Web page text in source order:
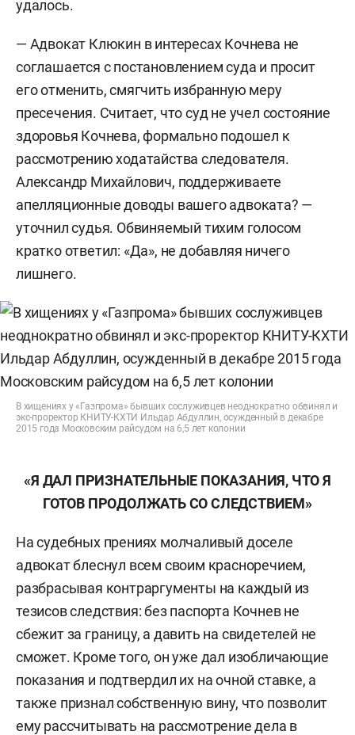
удалось.
— Адвокат Клюкин в интересах Кочнева не
соглашается с постановлением суда и просит
его отменить, смягчить избранную меру
пресечения. Считает, что суд не учел состояние
здоровья Кочнева, формально подошел к
рассмотрению ходатайства следователя.
Александр Михайлович, поддерживаете
апелляционные доводы вашего адвоката? —
уточнил судья. Обвиняемый тихим голосом
кратко ответил: «Да», не добавляя ничего
лишнего.
В хищениях у «Газпрома» бывших сослуживцев неоднократно обвинял и
экс-проректор КНИТУ-КХТИ Ильдар Абдуллин, осужденный в декабре
2015 года Московским райсудом на 6,5 лет колонии
«Я ДАЛ ПРИЗНАТЕЛЬНЫЕ ПОКАЗАНИЯ, ЧТО Я
ГОТОВ ПРОДОЛЖАТЬ СО СЛЕДСТВИЕМ»
На судебных прениях молчаливый доселе
адвокат блеснул всем своим красноречием,
разбрасывая контраргументы на каждый из
тезисов следствия: без паспорта Кочнев не
сбежит за границу, а давить на свидетелей не
сможет. Кроме того, он уже дал изобличающие
показания и подтвердил их на очной ставке, а
также признал собственную вину, что позволит
ему рассчитывать на рассмотрение дела в